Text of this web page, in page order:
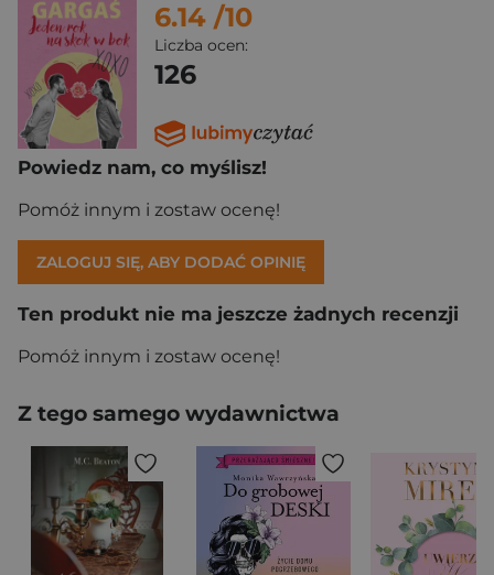
6.14 /10
Liczba ocen:
126
Powiedz nam, co myślisz!
Pomóż innym i zostaw ocenę!
ZALOGUJ SIĘ, ABY DODAĆ OPINIĘ
Ten produkt nie ma jeszcze żadnych recenzji
Pomóż innym i zostaw ocenę!
Z tego samego wydawnictwa